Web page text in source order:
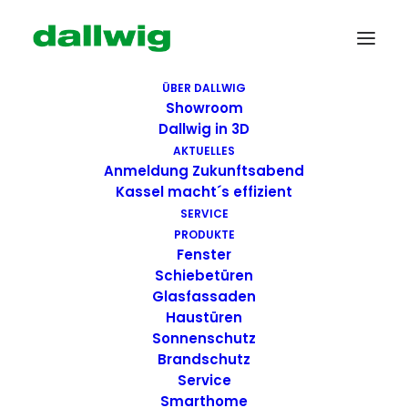
ÜBER DALLWIG
Showroom
Dallwig in 3D
AKTUELLES
Anmeldung Zukunftsabend
Kassel macht´s effizient
SERVICE
PRODUKTE
Fenster
Schiebetüren
Glasfassaden
Haustüren
Sonnenschutz
Brandschutz
Service
Smarthome
Schlegel